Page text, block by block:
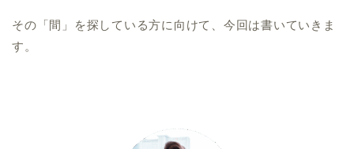
その「間」を探している方に向けて、今回は書いていきま
す。